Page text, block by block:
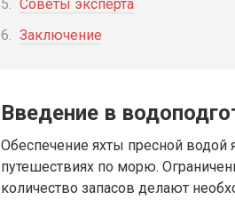
Советы эксперта
Заключение
Введение в
Обеспечение яхты пресной водой
путешествиях по морю.
количество запасов делают